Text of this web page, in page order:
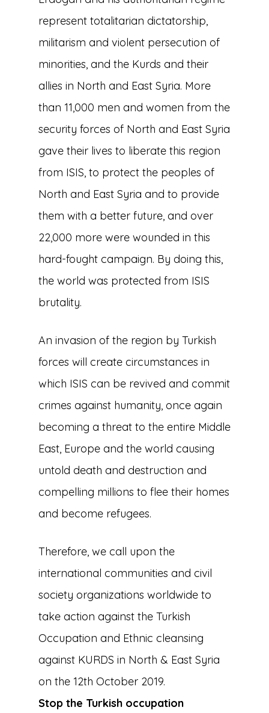
represent totalitarian dictatorship,
militarism and violent persecution of
minorities, and the Kurds and their
allies in North and East Syria. More
than 11,000 men and women from the
security forces of North and East Syria
gave their lives to liberate this region
from ISIS, to protect the peoples of
North and East Syria and to provide
them with a better future, and over
22,000 more were wounded in this
hard-fought campaign. By doing this,
the world was protected from ISIS
brutality.
An invasion of the region by Turkish
forces will create circumstances in
which ISIS can be revived and commit
crimes against humanity, once again
becoming a threat to the entire Middle
East, Europe and the world causing
untold death and destruction and
compelling millions to flee their homes
and become refugees.
Therefore, we call upon the
international communities and civil
society organizations worldwide to
take action against the Turkish
Occupation and Ethnic cleansing
against KURDS in North & East Syria
on the 12th October 2019.
Stop the Turkish occupation